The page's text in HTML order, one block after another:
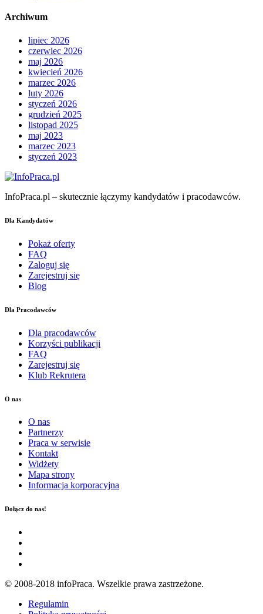
Archiwum
lipiec 2026
czerwiec 2026
maj 2026
kwiecień 2026
marzec 2026
luty 2026
styczeń 2026
grudzień 2025
listopad 2025
maj 2023
marzec 2023
styczeń 2023
InfoPraca.pl – skutecznie łączymy kandydatów i pracodawców.
Dla Kandydatów
Pokaż oferty
FAQ
Zaloguj się
Zarejestruj się
Blog
Dla Pracodawców
Dla pracodawców
Korzyści publikacji
FAQ
Zarejestruj się
Klub Rekrutera
O nas
O nas
Partnerzy
Praca w serwisie
Kontakt
Widżety
Mapa strony
Informacja korporacyjna
Dołącz do nas!
© 2008-2018 infoPraca. Wszelkie prawa zastrzeżone.
Regulamin